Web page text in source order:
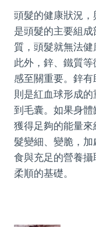
頭髮的健康狀況
是頭髮的主要組
質，頭髮就無法健
此外，鋅、鐵質
感至關重要。鋅
則是紅血球形成
到毛囊。如果身
獲得足夠的能量
髮變細、變脆，
食與充足的營養
柔順的基礎。